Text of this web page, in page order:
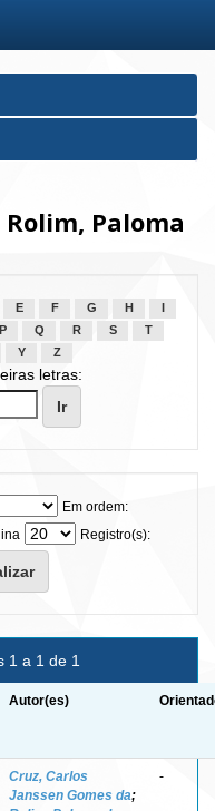
Paloma
E F G H
P Q R S
T
Y Z
letras:
Em ordem:
Registro(s):
1 a 1 de 1
Autor(es)
Cruz, Carlos
Janssen Gomes da;
-